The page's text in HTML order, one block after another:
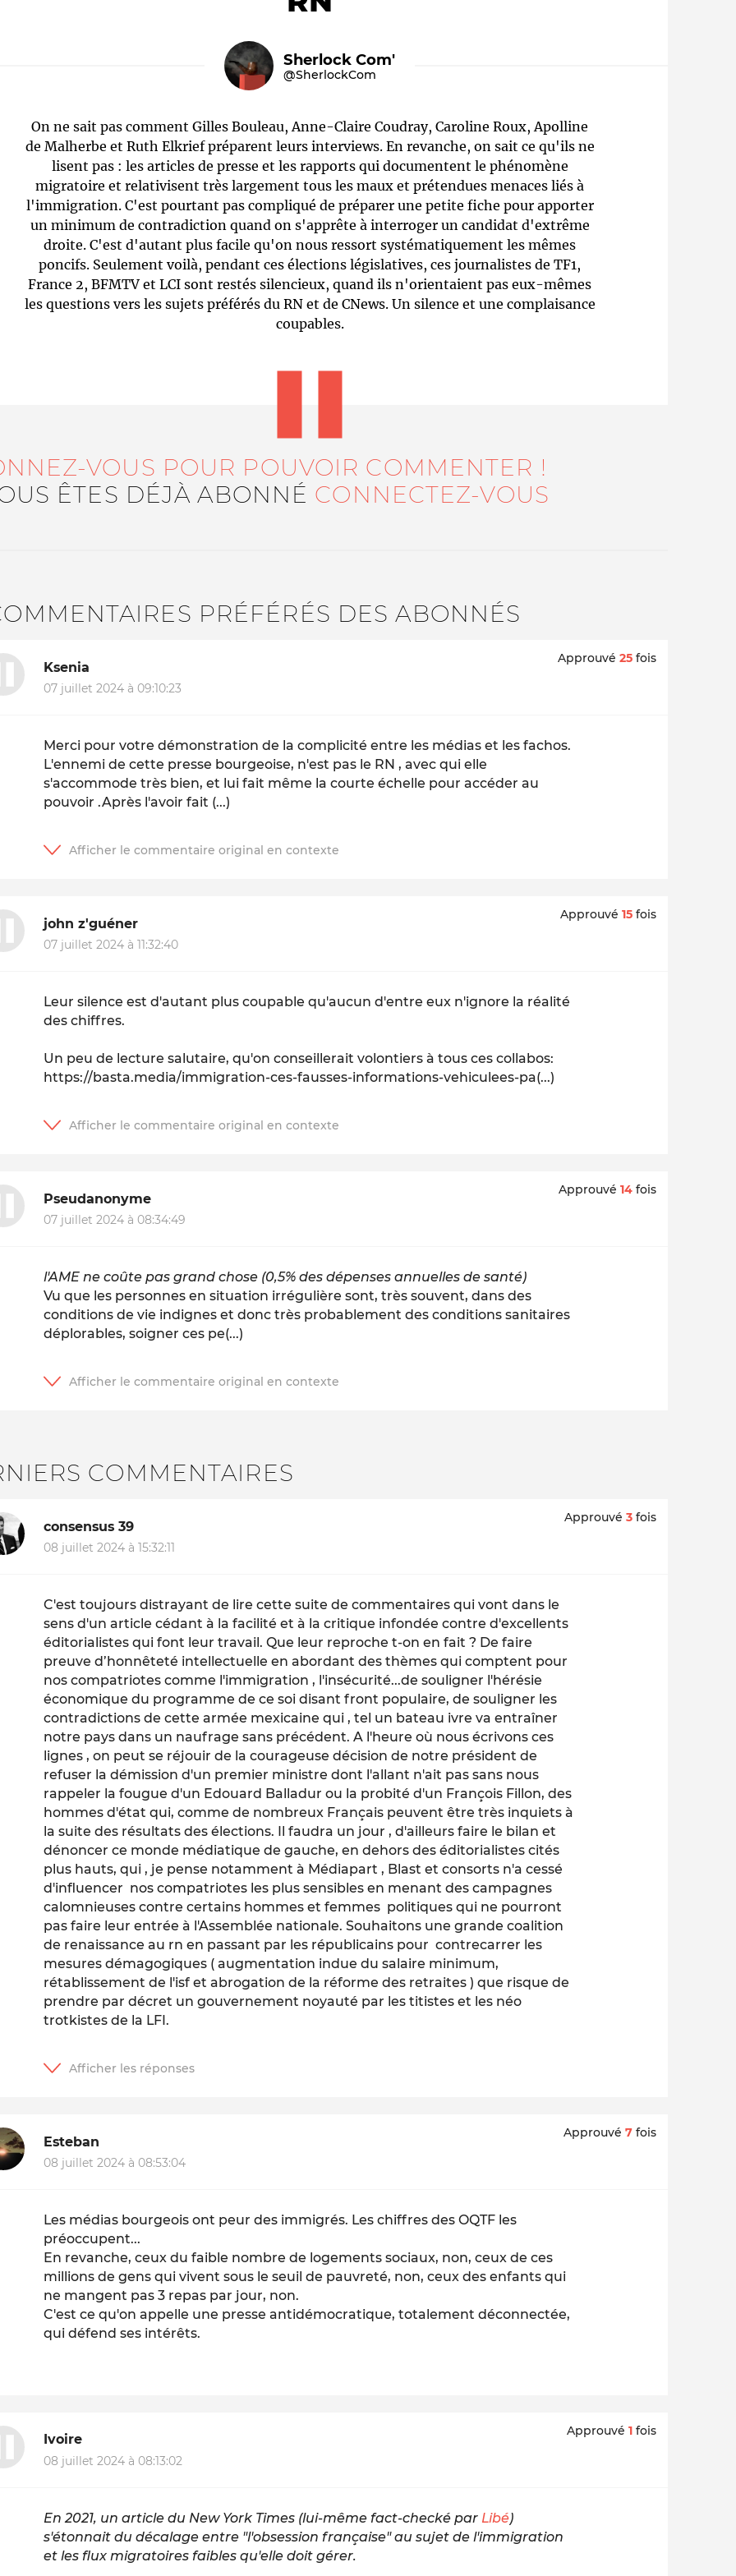
Le médiateur L'équipe Qui sommes-nous ?
Sherlock Com'
@SherlockCom
On ne sait pas comment Gilles Bouleau, Anne-Claire Coudray, Caroline Roux, Apolline
de Malherbe et Ruth Elkrief préparent leurs interviews. En revanche, on sait ce qu'ils ne
lisent pas : les articles de presse et les rapports qui documentent le phénomène
migratoire et relativisent très largement tous les maux et prétendues menaces liés à
l'immigration. C'est pourtant pas compliqué de préparer une petite fiche pour apporter
un minimum de contradiction quand on s'apprête à interroger un candidat d'extrême
droite. C'est d'autant plus facile qu'on nous ressort systématiquement les mêmes
poncifs. Seulement voilà, pendant ces élections législatives, ces journalistes de TF1,
France 2, BFMTV et LCI sont restés silencieux, quand ils n'orientaient pas eux-mêmes
les questions vers les sujets préférés du RN et de CNews. Un silence et une complaisance
coupables.
VOUS POUR POUVOIR COMMENTER !
ÊTES DÉJÀ ABONNÉ CONNECTEZ-VOUS
PRÉFÉRÉS DES ABONNÉS
Ksenia
07 juillet 2024 à 09:10:23
Approuvé 25 fois
Merci pour votre démonstration de la complicité entre les médias et les fachos.
L'ennemi de cette presse bourgeoise, n'est pas le RN , avec qui elle
s'accommode très bien, et lui fait même la courte échelle pour accéder au
pouvoir .Après l'avoir fait (...)
john z'guéner
07 juillet 2024 à 11:32:40
Approuvé 15 fois
Leur silence est d'autant plus coupable qu'aucun d'entre eux n'ignore la réalité
des chiffres.
Un peu de lecture salutaire, qu'on conseillerait volontiers à tous ces collabos:
https://basta.media/immigration-ces-fausses-informations-vehiculees-pa(...)
Pseudanonyme
07 juillet 2024 à 08:34:49
Approuvé 14 fois
l'AME ne coûte pas grand chose (0,5% des dépenses annuelles de santé)
Vu que les personnes en situation irrégulière sont, très souvent, dans des
conditions de vie indignes et donc très probablement des conditions sanitaires
déplorables, soigner ces pe(...)
COMMENTAIRES
consensus 39
08 juillet 2024 à 15:32:11
Approuvé 3 fois
C'est toujours distrayant de lire cette suite de commentaires qui vont dans le
sens d'un article cédant à la facilité et à la critique infondée contre d'excellents
éditorialistes qui font leur travail. Que leur reproche t-on en fait ? De faire
preuve d’honnêteté intellectuelle en abordant des thèmes qui comptent pour
nos compatriotes comme l'immigration , l'insécurité...de souligner l'hérésie
économique du programme de ce soi disant front populaire, de souligner les
contradictions de cette armée mexicaine qui , tel un bateau ivre va entraîner
notre pays dans un naufrage sans précédent. A l'heure où nous écrivons ces
lignes , on peut se réjouir de la courageuse décision de notre président de
refuser la démission d'un premier ministre dont l'allant n'ait pas sans nous
rappeler la fougue d'un Edouard Balladur ou la probité d'un François Fillon, des
hommes d'état qui, comme de nombreux Français peuvent être très inquiets à
la suite des résultats des élections. Il faudra un jour , d'ailleurs faire le bilan et
dénoncer ce monde médiatique de gauche, en dehors des éditorialistes cités
plus hauts, qui , je pense notamment à Médiapart , Blast et consorts n'a cessé
d'influencer nos compatriotes les plus sensibles en menant des campagnes
calomnieuses contre certains hommes et femmes politiques qui ne pourront
pas faire leur entrée à l'Assemblée nationale. Souhaitons une grande coalition
de renaissance au rn en passant par les républicains pour contrecarrer les
mesures démagogiques ( augmentation indue du salaire minimum,
rétablissement de l'isf et abrogation de la réforme des retraites ) que risque de
prendre par décret un gouvernement noyauté par les titistes et les néo
trotkistes de la LFI.
Esteban
08 juillet 2024 à 08:53:04
Approuvé 7 fois
Les médias bourgeois ont peur des immigrés. Les chiffres des OQTF les
préoccupent...
En revanche, ceux du faible nombre de logements sociaux, non, ceux de ces
millions de gens qui vivent sous le seuil de pauvreté, non, ceux des enfants qui
ne mangent pas 3 repas par jour, non.
C'est ce qu'on appelle une presse antidémocratique, totalement déconnectée,
qui défend ses intérêts.
Ivoire
08 juillet 2024 à 08:13:02
Approuvé 1 fois
En 2021, un article du New York Times (lui-même fact-checké par Libé)
s'étonnait du décalage entre "l'obsession française" au sujet de l'immigration
et les flux migratoires faibles qu'elle doit gérer.